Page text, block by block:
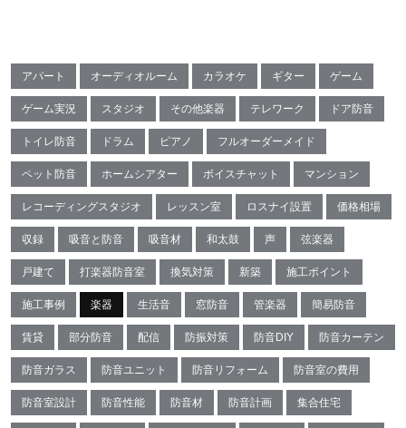
アパート オーディオルーム カラオケ ギター ゲーム
ゲーム実況 スタジオ その他楽器 テレワーク ドア防音
トイレ防音 ドラム ピアノ フルオーダーメイド
ペット防音 ホームシアター ボイスチャット マンション
レコーディングスタジオ レッスン室 ロスナイ設置 価格相場
収録 吸音と防音 吸音材 和太鼓 声 弦楽器
戸建て 打楽器防音室 換気対策 新築 施工ポイント
施工事例 楽器 生活音 窓防音 管楽器 簡易防音
賃貸 部分防音 配信 防振対策 防音DIY 防音カーテン
防音ガラス 防音ユニット 防音リフォーム 防音室の費用
防音室設計 防音性能 防音材 防音計画 集合住宅